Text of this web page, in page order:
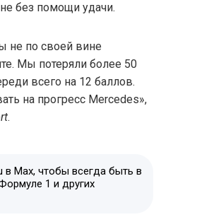
без помощи удачи.
не по своей вине
Мы потеряли более 50
всего на 12 баллов.
на прогресс Mercedes»,
.
Max, чтобы всегда быть в
1 и других